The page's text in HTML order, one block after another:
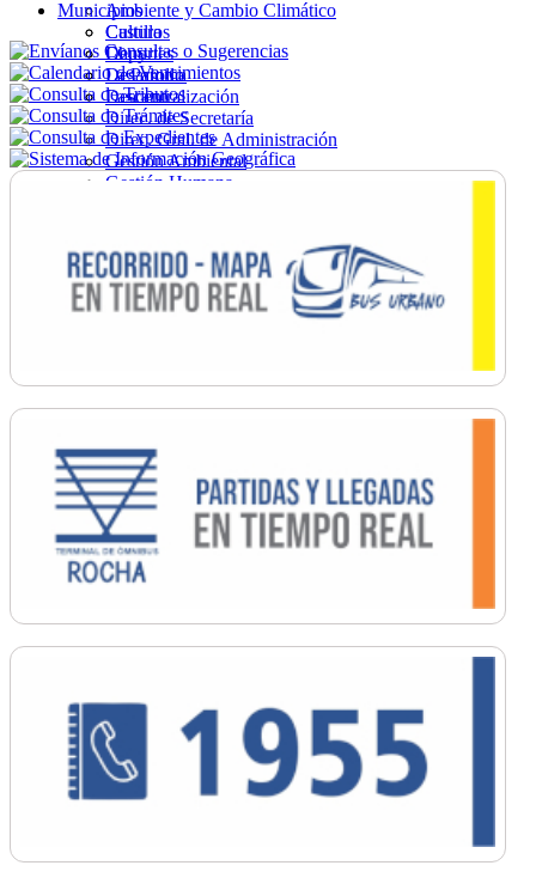
Ambiente y Cambio Climático
Cultura
Deportes
Desarrollo
Descentralización
Direc. de Secretaría
Direc. Gral. de Administración
Gestión Ambiental
Gestión Humana
Ordenamiento
Promoción Social
Salud
Secretaría General
Municipios
Castillos
Chuy
La Paloma
Lascano